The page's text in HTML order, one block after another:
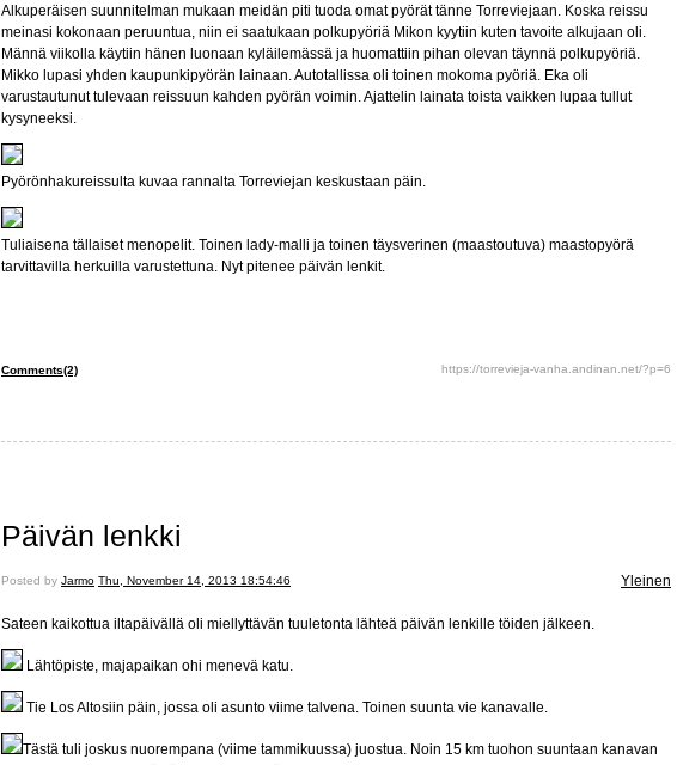
Alkuperäisen suunnitelman mukaan meidän piti tuoda omat pyörät tänne Torreviejaan. Koska reissu
meinasi kokonaan peruuntua, niin ei saatukaan polkupyöriä Mikon kyytiin kuten tavoite alkujaan oli.
Männä viikolla käytiin hänen luonaan kyläilemässä ja huomattiin pihan olevan täynnä polkupyöriä.
Mikko lupasi yhden kaupunkipyörän lainaan. Autotallissa oli toinen mokoma pyöriä. Eka oli
varustautunut tulevaan reissuun kahden pyörän voimin. Ajattelin lainata toista vaikken lupaa tullut
kysyneeksi.
Pyörönhakureissulta kuvaa rannalta Torreviejan keskustaan päin.
Tuliaisena tällaiset menopelit. Toinen lady-malli ja toinen täysverinen (maastoutuva) maastopyörä
tarvittavilla herkuilla varustettuna. Nyt pitenee päivän lenkit.
Comments(2) https://torrevieja-vanha.andinan.net/?p=6
Päivän lenkki
Yleinen
Posted by JarmoPosted
Thu, November 14, 2013 18:54:46
Sateen kaikottua iltapäivällä oli miellyttävän tuuletonta lähteä päivän lenkille töiden jälkeen.
Lähtöpiste, majapaikan ohi menevä katu.
Tie Los Altosiin päin, jossa oli asunto viime talvena. Toinen suunta vie kanavalle.
Tästä tuli joskus nuorempana (viime tammikuussa) juostua. Noin 15 km tuohon suuntaan kanavan